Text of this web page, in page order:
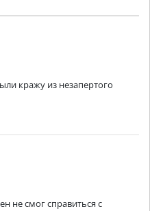
кражу из незапертого
не смог справиться с